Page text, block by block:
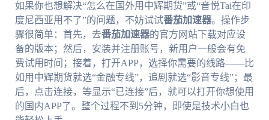
如果你也想解决“怎么在国外用中辉期货”或“音悦Tai在印
度尼西亚用不了”的问题，不妨试试番茄加速器。操作步
骤很简单：首先，去番茄加速器的官方网站下载对应设
备的版本；然后，安装并注册账号，新用户一般会有免
费试用时间；接着，打开APP，选择你需要的线路——比
如用中辉期货就选“金融专线”，追剧就选“影音专线”；最
后，点击连接，等显示“已连接”后，就可以打开你想使用
的国内APP了。整个过程不到5分钟，即使是技术小白也